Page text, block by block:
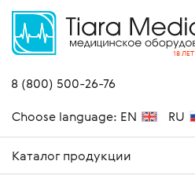
18
8 (800) 500-26-76
Choose language: EN RU
Каталог продукции